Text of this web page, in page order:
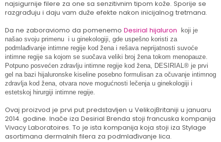
najsigurnije filere za one sa senzitivnim tipom kože. Sporije se
razgrađuju i daju vam duže efekte nakon inicijalnog tretmana.
Da ne zaboraviomo da pomenemo Desirial hijaluron
koji je
našao svoju primenu i u ginekologiji, gde uspešno koristi za
podmlađivanje intimne regije kod žena i rešava neprijatnosti suvoće
intimne regije sa kojom se suočava veliki broj žena tokom menopauze.
Potpuno posvećen zdravlju intimne regije kod žena, DESIRIAL® je prvi
gel na bazi hijaluronske kiseline posebno formulisan za očuvanje intimnog
zdravlja kod žena, otvara nove mogućnosti lečenja u ginekologiji i
estetskoj hirurgiji intimne regije.
Ovaj proizvod je prvi put predstavljen u VelikojBritaniji u januaru
2014. godine. Inače iza Desirial Brenda stoji francuska kompanija
Vivacy Laboratoires. To je ista kompanija koja stoji iza Stylage
asortimana dermalnih filera za podmlađivanje lica.